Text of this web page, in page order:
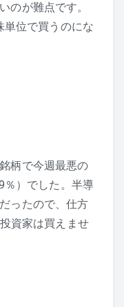
のが難点です。
単位で買うのにな
柄で今週最悪の
％）でした。半導
ったので、仕方
資家は買えませ